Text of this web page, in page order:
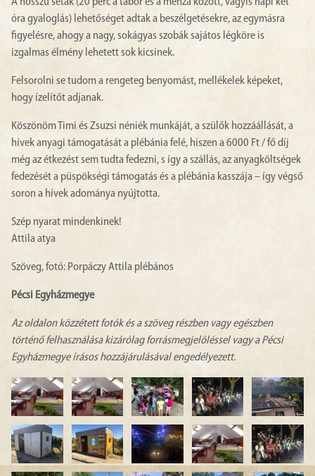
óra gyaloglás) lehetőséget adtak a beszélgetésekre, az egymásra
figyelésre, ahogy a nagy, sokágyas szobák sajátos légköre is
izgalmas élmény lehetett sok kicsinek.
Felsorolni se tudom a rengeteg benyomást, mellékelek képeket,
hogy ízelítőt adjanak.
Köszönöm Timi és Zsuzsi néniék munkáját, a szülők hozzáállását, a
hívek anyagi támogatását a plébánia felé, hiszen a 6000 Ft / fő díj
még az étkezést sem tudta fedezni, s így a szállás, az anyagköltségek
fedezését a püspökségi támogatás és a plébánia kasszája – így végső
soron a hívek adománya nyújtotta.
Szép nyarat mindenkinek!
Attila atya
Szöveg, fotó: Porpáczy Attila plébános
Pécsi Egyházmegye
Az oldalon közzétett fotók és a szöveg részben vagy egészben
történő felhasználása kizárólag forrásmegjelöléssel vagy a Pécsi
Egyházmegye írásos hozzájárulásával engedélyezett.